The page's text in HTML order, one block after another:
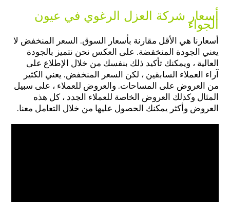
أسعار شركة العزل الرغوي في عيون
الجواء
أسعارنا هي الأقل مقارنة بأسعار السوق. السعر المنخفض لا
يعني الجودة المنخفضة. على العكس نحن نتميز بالجودة
العالية ، ويمكنك تأكيد ذلك بنفسك من خلال الإطلاع على
آراء العملاء السابقين ، لكن السعر المنخفض. يعني الكثير
من العروض على المساحات. والعروض للعملاء ، على سبيل
المثال وكذلك العروض الخاصة للعملاء الجدد ، كل هذه
العروض وأكثر يمكنك الحصول عليها من خلال التعامل معنا.